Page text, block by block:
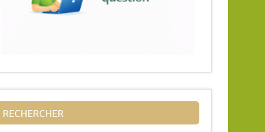
RECHERCHER